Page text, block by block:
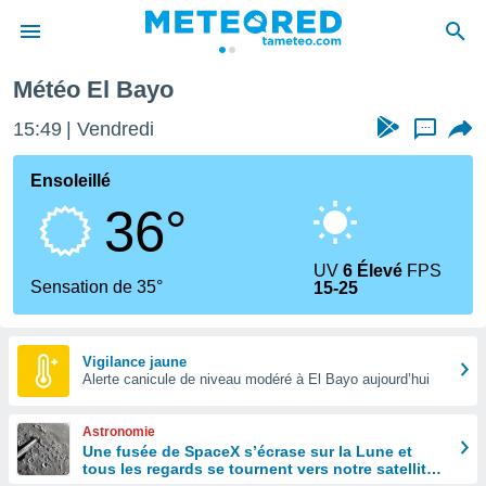
de
Météo El Bayo
15:49 Vendredi ...
Ensoleillé
36°
Sensation de 35°
UV6 Élevé FPS
15-25
Vigilance jaune
Alerte canicule de niveau modéré à El Bayo aujourd’hui
Astronomie
Une fusée de SpaceX s’écrase sur la Lune et
tous les regards se tournent vers notre satellite à